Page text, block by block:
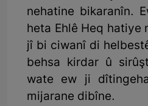
nehatine bikaranîn.
heta Ehlê Heq hatiye
jî bi ciwanî di
behsa kirdar û
wate ew ji
mijarane dibîne.